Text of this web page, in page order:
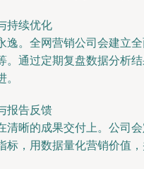
持续优化
逸。全网营销公司会建立
。通过定期复盘数据分析
报告反馈
清晰的成果交付上。公司
标，用数据量化营销价值